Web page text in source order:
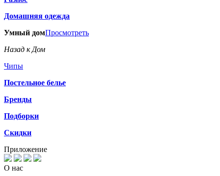
Домашняя одежда
Умный домПросмотреть
Назад к Дом
Чипы
Постельное белье
Бренды
Подборки
Скидки
Приложение
О нас